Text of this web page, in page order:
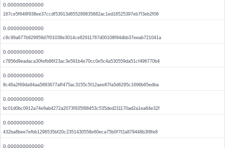
0.000000000000
167ce5f648f938ee37ccdf53913d655289835682ac1ed16525397eb7f3eb2f06
0.000000000000
c8c99a677b929959d7f01038e3014ce82911767d00108f94dbb37eeab721041a
0.000000000000
c7856d9eadaca30fefb86f23ac3e591b4e70cc0e5c4a530559da51cf496770b4
0.000000000000
8c46a2f69da94aa5893677aff475ac3155c5f12aee87fa5d6295c1696b65edba
0.000000000000
bc01d0bc0912a74e9ab4272a2073f935f88453c535ded211170ad2a1ea64e32f
0.000000000000
432ba8bee7efbb1296535bf20c2351430558e60eca75b0f7f2a879448b3f8fe8
0.000000000000